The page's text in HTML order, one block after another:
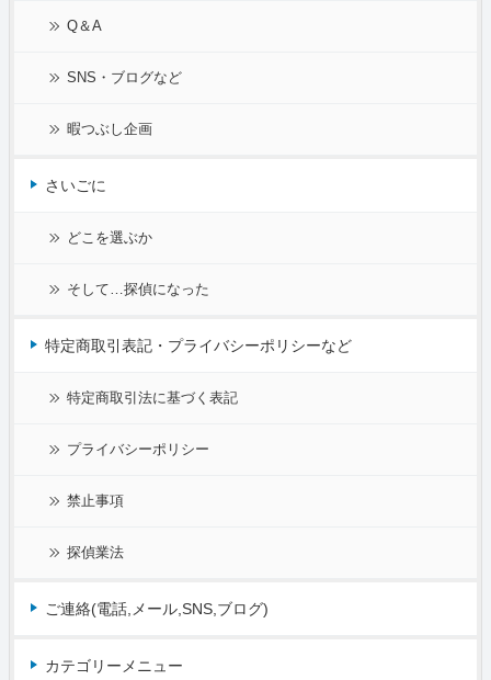
Q＆A
SNS・ブログなど
暇つぶし企画
さいごに
どこを選ぶか
そして…探偵になった
特定商取引表記・プライバシーポリシーなど
特定商取引法に基づく表記
プライバシーポリシー
禁止事項
探偵業法
ご連絡(電話,メール,SNS,ブログ)
カテゴリーメニュー